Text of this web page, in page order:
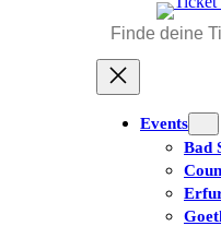
Suchen
Events
Bad